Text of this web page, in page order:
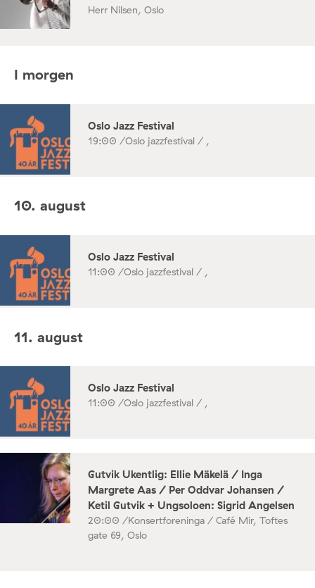
Herr Nilsen, Oslo
I morgen
Oslo Jazz Festival
19:00 /Oslo jazzfestival / ,
10. august
Oslo Jazz Festival
11:00 /Oslo jazzfestival / ,
11. august
Oslo Jazz Festival
11:00 /Oslo jazzfestival / ,
Gutvik Ukentlig: Ellie Mäkelä / Inga
Margrete Aas / Per Oddvar Johansen /
Ketil Gutvik + Ungsoloen: Sigrid Angelsen
20:00 /Konsertforeninga / Café Mir, Toftes
gate 69, Oslo